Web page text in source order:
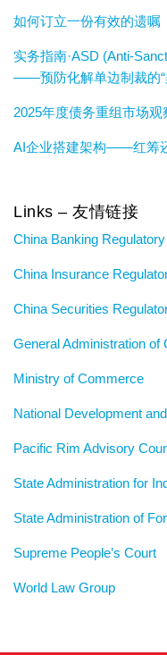
如何订立一份有效的遗嘱
实务指南·ASD (Anti-
——预防化解单边制裁的“
2025年度债务重组市场
AI企业搭建架构——红筹
Links – 友情链接
China Banking
China Insurance
China Securities
General Administration of
Ministry of Commerce
National Development
Pacific Rim Advisory
State Administration for
State Administration of
Supreme People’s Court
World Law Group